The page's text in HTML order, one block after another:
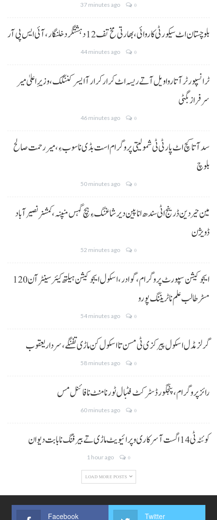
37 minutes ago 0
بلوچستان اٹ سیکورٹی کاروائی، بھارتی مخ تف 12 دہشتگرد خلنگار،آئی ایس پی آر
44 minutes ago 0
ٹرانسپورٹر آتا روا ویل آتے ریسہ اٹ کرار کرار آ ایسر کننگک ،وزیرِ اعلیٰ میر
سرفراز بگٹی
46 minutes ago 0
سد آتا کچ اٹ پارٹی ٹی شمولیتی پروگرام است بڈی نا سوب ءِ،میر رحمت صالح
بلوچ
50 minutes ago 0
مین حیردین ڈرینج اٹی سندھ انا پین دیر شاغنگ ءِ ہچ گہس منپنہ،کمشنر نصیرآباد
ڈویژن
52 minutes ago 0
ایجوکیشن سپورٹ پروگرام،گوادر، اسکول ایجوکیشن ہیلتھ کیئر سینٹر آن 120
مسڑ طالب علم نا ٹریننگ پورو
54 minutes ago 0
گرلز مڈل اسکول پیرکزی ٹی مسن تا اسکول کن ماڑی تفنگے، سردار یعقوب
58 minutes ago 0
رائز پروگرام، پنجگور ڈسٹرکٹ فٹبال ٹورنامنٹ نا فائنل مس
60 minutes ago 0
کوئٹہ ٹی 14 اگست آ سرکاری و پرائیویٹ ماڑی تے بیرفنگ نا بابت دیوان
1 hour ago 0
LOAD MORE POSTS
Facebook Twitter